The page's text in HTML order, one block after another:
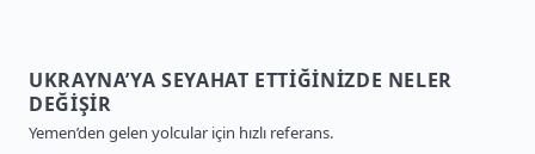
UKRAYNA’YA SEYAHAT ETTIĞINIZDE NELER
DEĞIŞIR
Yemen’den gelen yolcular için hızlı referans.